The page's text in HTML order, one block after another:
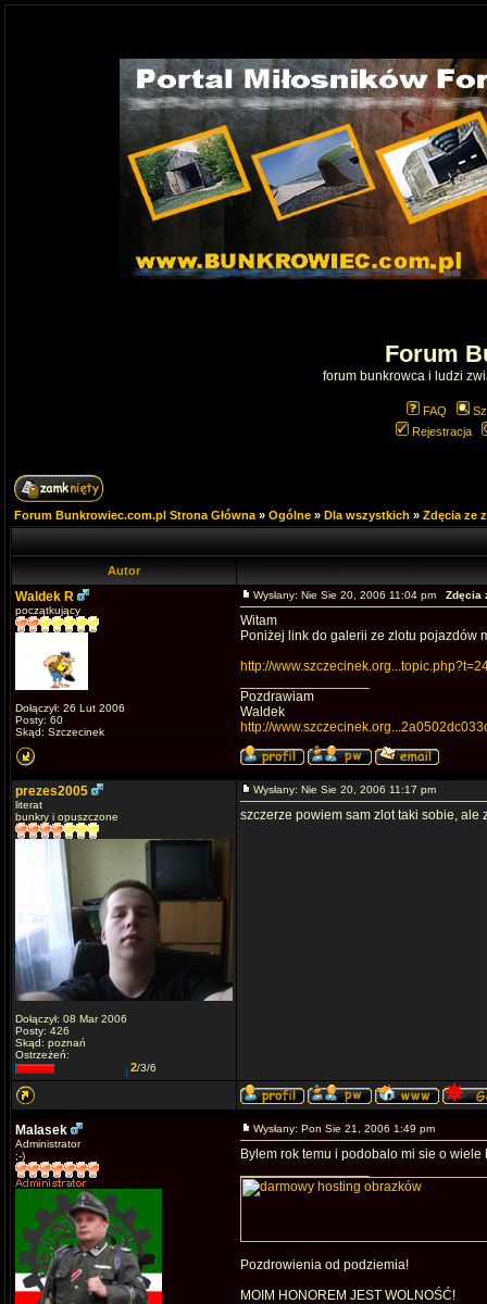
Forum
forum bunkrowca i ludzi
FAQ
Rejestracja
Forum Bunkrowiec.com.pl Strona Główna » Ogólne » Dla wszystkich » Zdęcia ze
Autor
Waldek R
początkujący
Dołączył: 26 Lut 2006
Posty: 60
Skąd: Szczecinek
Wysłany: Nie Sie 20, 2006 11:04 pm Zdęcia
Witam
Poniżej link do galerii ze zlotu pojazdów
http://
Pozdrawiam
Waldek
http://
prezes2005
literat
bunkry i opuszczone
Dołączył: 08 Mar 2006
Posty: 426
Skąd: poznań
Ostrzeżeń:
2/3/6
Wysłany: Nie Sie 20, 2006 11:17 pm
szczerze powiem sam zlot taki sobie,
Malasek
Administrator
;-)
Wysłany: Pon Sie 21, 2006 1:49 pm
Bylem rok temu i podobalo mi sie o
Pozdrowienia od podziemia!
MOIM HONOREM JEST WOLNOŚĆ!